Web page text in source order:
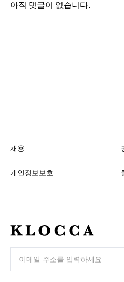
아직 댓글이 없습니다.
채용
개인정보보호
K
C